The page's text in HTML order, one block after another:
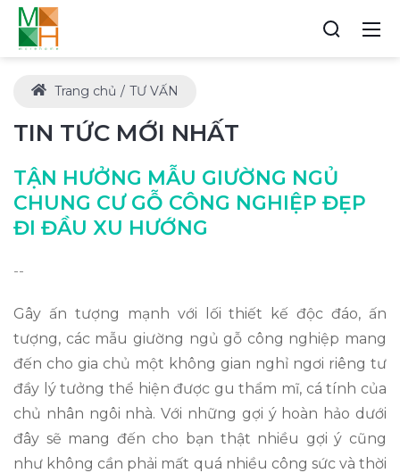
Trang chủ TƯ VẤN
TIN TỨC MỚI NHẤT
TẬN HƯỞNG MẪU GIƯỜNG NGỦ
CHUNG CƯ GỖ CÔNG NGHIỆP ĐẸP
ĐI ĐẦU XU HƯỚNG
--
Gây ấn tượng mạnh với lối thiết kế độc đáo, ấn
tượng, các mẫu giường ngủ gỗ công nghiệp mang
đến cho gia chủ một không gian nghỉ ngơi riêng tư
đầy lý tưởng thể hiện được gu thẩm mĩ, cá tính của
chủ nhân ngôi nhà. Với những gợi ý hoàn hảo dưới
đây sẽ mang đến cho bạn thật nhiều gợi ý cũng
như không cần phải mất quá nhiều công sức và thời